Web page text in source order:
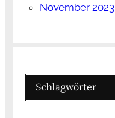
November 2023
Schlagwörter